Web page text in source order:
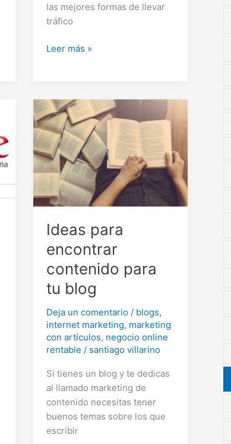
las mejores formas de llevar
tráfico
Sencillos
nuestro
SEO
Leer más »
Ideas para
encontrar
contenido para
tu blog
Deja un comentario / blogs,
internet marketing, marketing
con artículos, negocio online
rentable / santiago villarino
Si tienes un blog y te dedicas
al llamado marketing de
contenido necesitas tener
buenos temas sobre los que
escribir